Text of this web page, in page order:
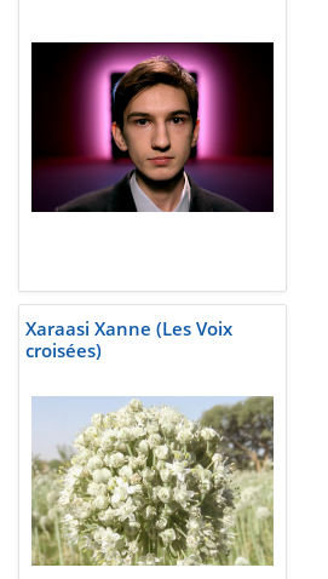
Xaraasi Xanne (Les Voix
croisées)